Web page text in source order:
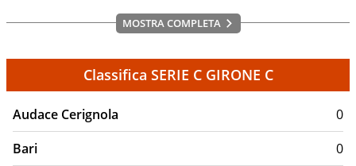
MOSTRA COMPLETA
Classifica SERIE C GIRONE C
Audace Cerignola
0
Bari
0